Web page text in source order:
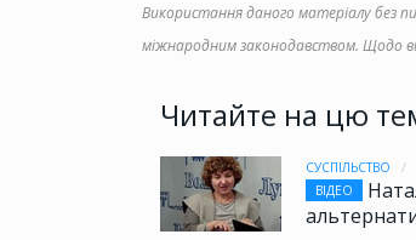
Використання даного матеріалу без
міжнародним законодавством. Щодо
Читайте на цю
СУСПІЛЬСТВО
ВІДЕО